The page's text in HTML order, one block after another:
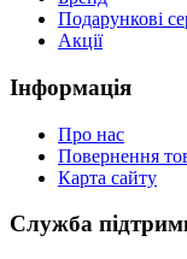
Подарункові
Акції
Інформація
Про нас
Повернення
Карта сайту
Служба